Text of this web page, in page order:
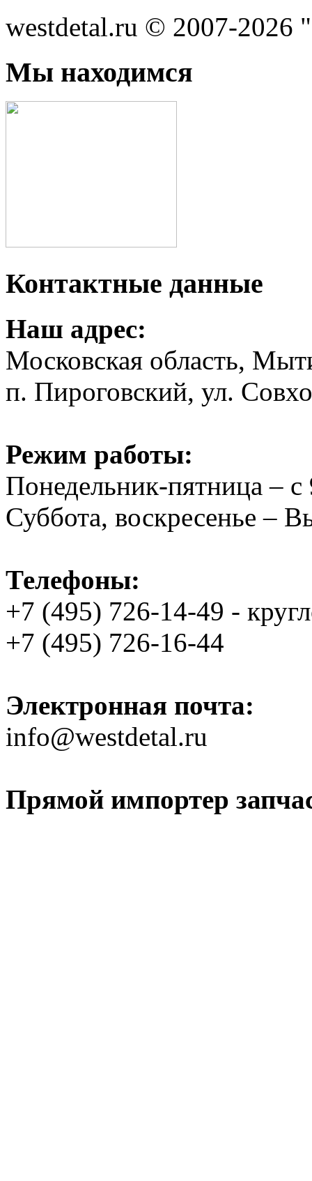
westdetal.ru © 2007-2026
Мы находимся
Контактные данные
Наш адрес:
Московская область,
п. Пироговский, ул.
Режим работы:
Понедельник-пятница –
Суббота, воскресенье –
Телефоны:
+7 (495) 726-14-49 -
+7 (495) 726-16-44
Электронная почта:
info@westdetal.ru
Прямой импортер